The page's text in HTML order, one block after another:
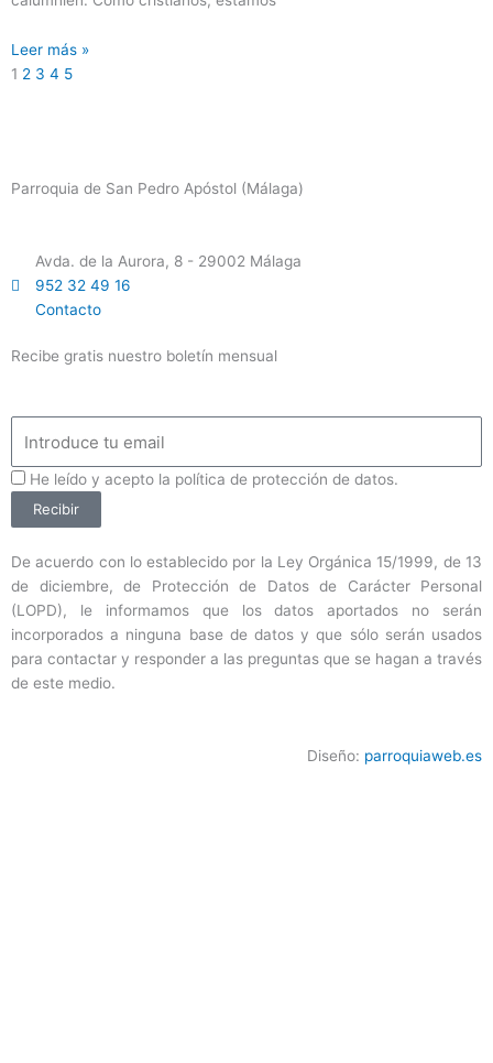
Leer más »
1 2 3 4 5
Parroquia de San Pedro Apóstol (Málaga)
Avda. de la Aurora, 8 - 29002 Málaga
952 32 49 16
Contacto
Recibe gratis nuestro boletín mensual
ProteccionDatos
He leído y acepto la política de protección de datos.
Recibir
De acuerdo con lo establecido por la Ley Orgánica 15/1999, de 13
de diciembre, de Protección de Datos de Carácter Personal
(LOPD), le informamos que los datos aportados no serán
incorporados a ninguna base de datos y que sólo serán usados
para contactar y responder a las preguntas que se hagan a través
de este medio.
Diseño: parroquiaweb.es